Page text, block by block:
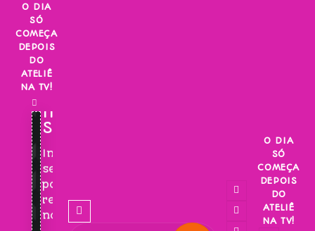
Skip
content
O DIA
SÓ
COMEÇA
DEPOIS
DO
ATELIÊ
NA TV!
INSCREVA-
SE!
Inscreva-
se
para
receber
novidades!
O DIA
SÓ
COMEÇA
DEPOIS
DO
ATELIÊ
NA TV!